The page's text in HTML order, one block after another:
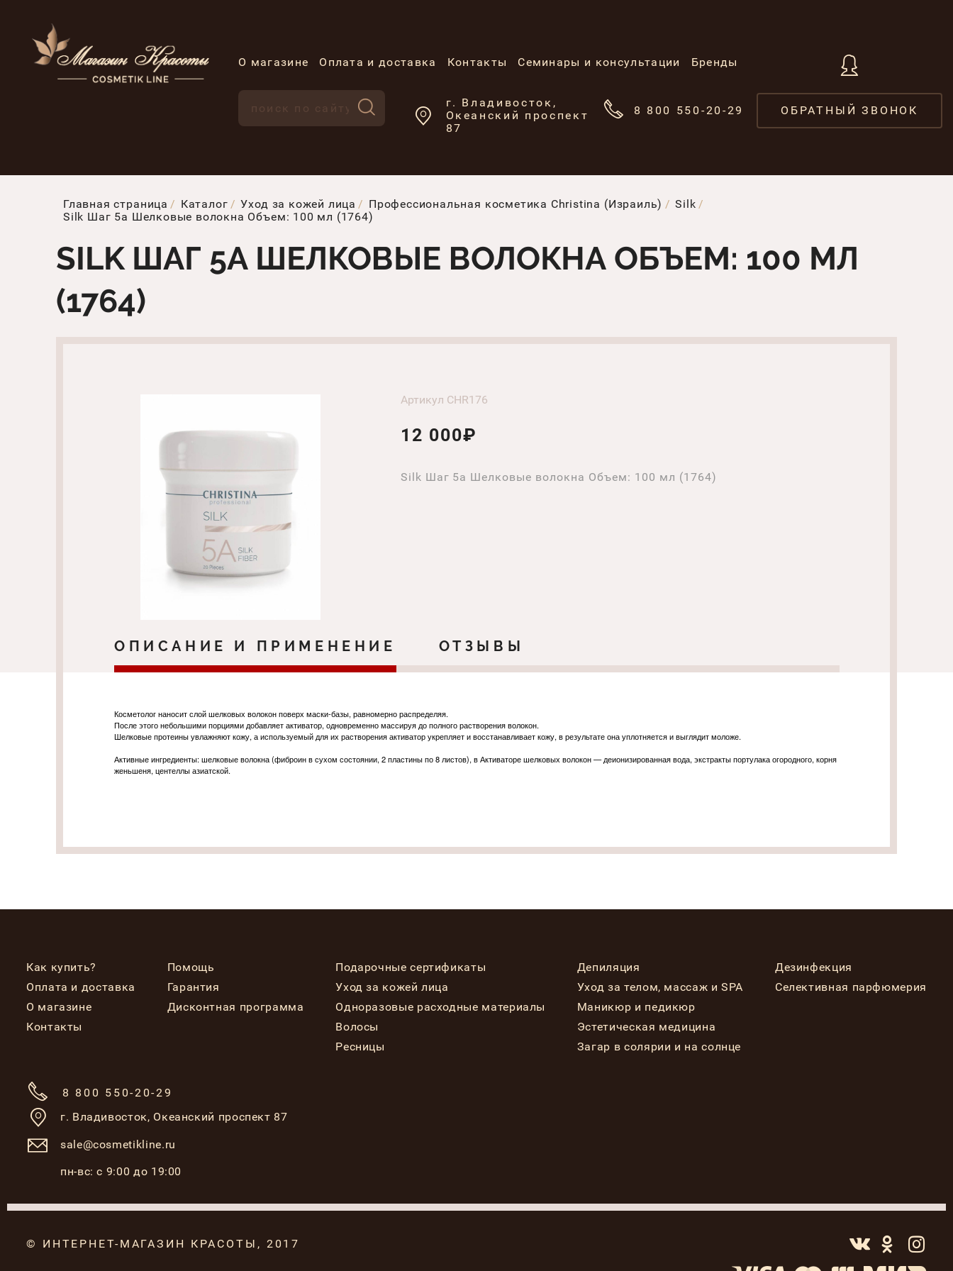
О магазине Оплата и доставка Контакты Семинары и консультации Бренды
8 800 550-20-29 ОБРАТНЫЙ ЗВОНОК
г. Владивосток,
Океанский проспект
87
Главная страница Каталог Уход за кожей лица Профессиональная косметика Christina (Израиль)
Silk
Silk Шаг 5a Шелковые волокна Объем: 100 мл (1764)
SILK ШАГ 5A ШЕЛКОВЫЕ ВОЛОКНА ОБЪЕМ: 100 МЛ
(1764)
Артикул CHR176
12 000₽
Silk Шаг 5a Шелковые волокна Объем: 100 мл (1764)
ОПИСАНИЕ И ПРИМЕНЕНИЕ ОТЗЫВЫ
Косметолог наносит слой шелковых волокон поверх маски-базы, равномерно распределяя.
После этого небольшими порциями добавляет активатор, одновременно массируя до полного растворения волокон.
Шелковые протеины увлажняют кожу, а используемый для их растворения активатор укрепляет и восстанавливает кожу, в результате она уплотняется и выглядит моложе.
Активные ингредиенты: шелковые волокна (фиброин в сухом состоянии, 2 пластины по 8 листов), в Активаторе шелковых волокон — деионизированная вода, экстракты портулака огородного, корня
женьшеня, центеллы азиатской.
Как купить?
Оплата и доставка
О магазине
Контакты
Помощь
Гарантия
Дисконтная программа
Подарочные сертификаты
Уход за кожей лица
Одноразовые расходные материалы
Волосы
Ресницы
Депиляция
Уход за телом, массаж и SPA
Маникюр и педикюр
Эстетическая медицина
Загар в солярии и на солнце
Дезинфекция
Селективная парфюмерия
8 800 550-20-29
г. Владивосток, Океанский проспект 87
sale@cosmetikline.ru
пн-вс: с 9:00 до 19:00
© ИНТЕРНЕТ-МАГАЗИН КРАСОТЫ, 2017